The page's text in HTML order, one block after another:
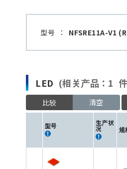
型号 ： NFSRE11A-V1
LED (相关产品：1
比较 清空
型号 生产状
况 规